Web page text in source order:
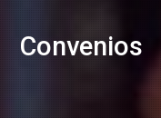
Convenios